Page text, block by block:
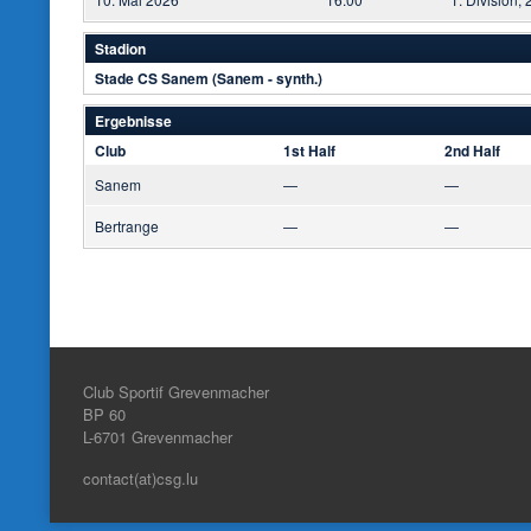
Stadion
Stade CS Sanem (Sanem - synth.)
Ergebnisse
Club
1st Half 2nd Half
Sanem — —
Bertrange — —
Club Sportif Grevenmacher
BP 60
L-6701 Grevenmacher
contact(at)csg.lu